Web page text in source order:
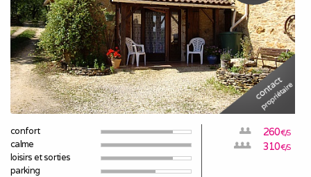
confort
calme
loisirs et sorties
parking
260€/S
310€/S